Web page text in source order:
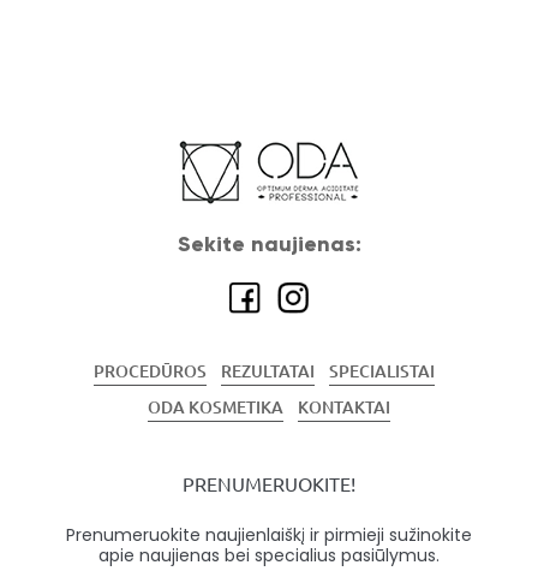
Sekite naujienas:
PROCEDŪROS REZULTATAI
SPECIALISTAI
ODA KOSMETIKA
KONTAKTAI
PRENUMERUOKITE!
Prenumeruokite naujienlaiškį ir pirmieji sužinokite
apie naujienas bei specialius pasiūlymus.